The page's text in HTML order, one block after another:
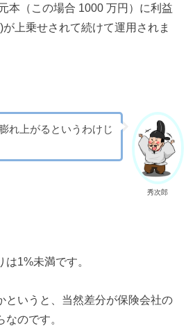
本（この場合 1000 万円）に利益
が上乗せされて続けて運用されま
秀次郎
れ上がるというわけじ
1%未満です。
というと、当然差分が保険会社の
のです。